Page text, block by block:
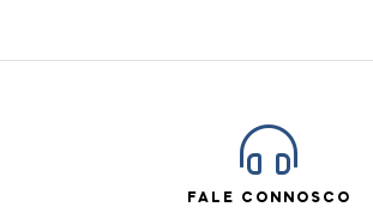
FALE CONNOSCO